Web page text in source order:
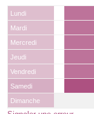
Lundi
Mardi
Mercredi
Jeudi
Vendredi
Samedi
Dimanche